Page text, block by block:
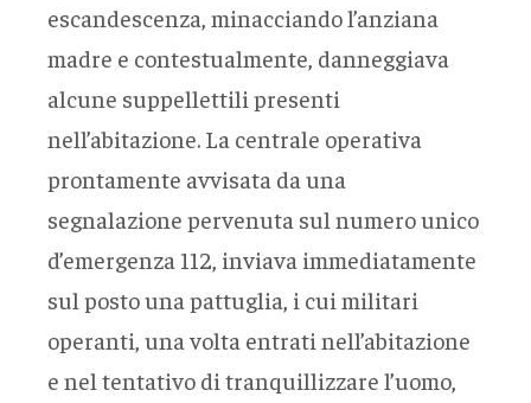
escandescenza, minacciando l’anziana
madre e contestualmente, danneggiava
alcune suppellettili presenti
nell’abitazione. La centrale operativa
prontamente avvisata da una
segnalazione pervenuta sul numero unico
d’emergenza 112, inviava immediatamente
sul posto una pattuglia, i cui militari
operanti, una volta entrati nell’abitazione
e nel tentativo di tranquillizzare l’uomo,